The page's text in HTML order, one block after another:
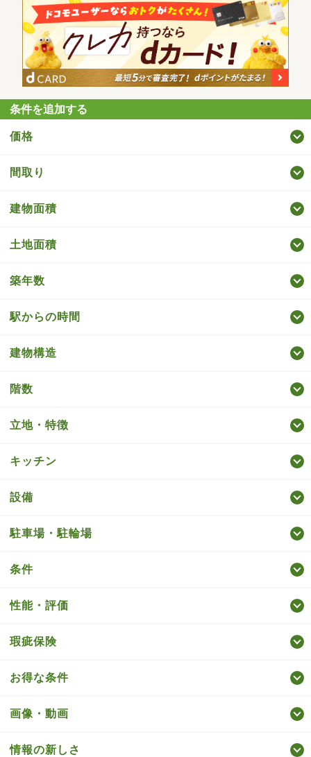
条件を追加する
価格
間取り
建物面積
土地面積
築年数
駅からの時間
建物構造
階数
立地・特徴
キッチン
設備
駐車場・駐輪場
条件
性能・評価
瑕疵保険
お得な条件
画像・動画
情報の新しさ